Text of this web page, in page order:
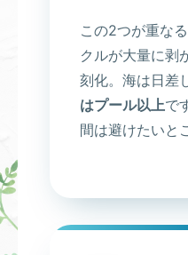
この2つが重な
クルが大量に剥
刻化。海は日差
はプール以上で
間は避けたいと